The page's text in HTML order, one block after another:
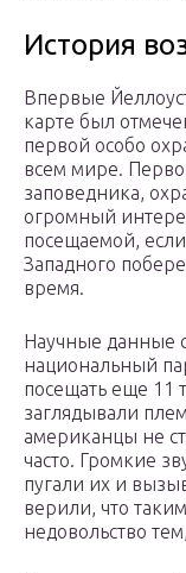
История
Впервые
карте был
первой особо
всем мире.
заповедника,
огромный
посещаемой,
Западного
время.
Научные данные
национальный
посещать еще 11
заглядывали
американцы не
часто. Громкие
пугали их и
верили, что
недовольство